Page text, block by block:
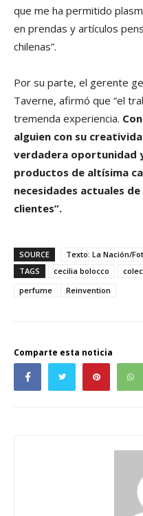
que me ha permitido
en prendas y artículos
chilenas”.
Por su parte, el gerente
Taverne, afirmó que “el
tremenda experiencia.
alguien con su
verdadera oportunidad
productos de altísima
necesidades actuales
clientes”.
SOURCE
Texto: La Nación/
TAGS
cecilia bolocco
perfume
Reinvention
Comparte esta noticia